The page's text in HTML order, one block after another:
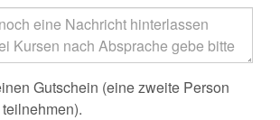
Gutschein (eine zweite Person